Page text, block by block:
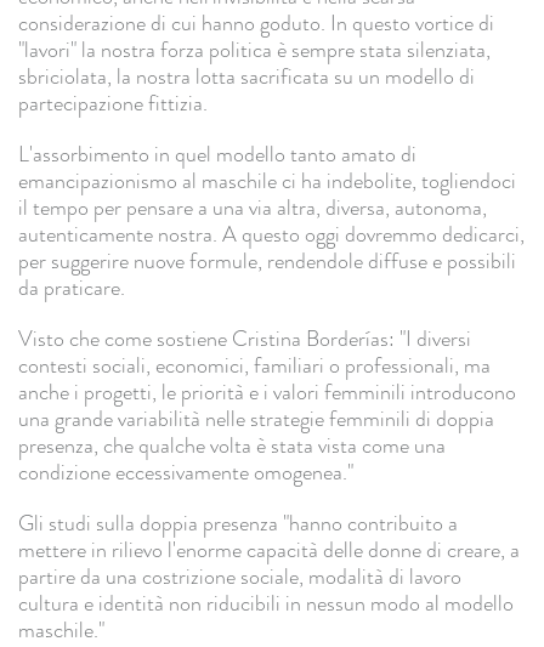
considerazione di cui hanno goduto. In questo vortice di
"lavori" la nostra forza politica è sempre stata silenziata,
sbriciolata, la nostra lotta sacrificata su un modello di
partecipazione fittizia.
L'assorbimento in quel modello tanto amato di
emancipazionismo al maschile ci ha indebolite, togliendoci
il tempo per pensare a una via altra, diversa, autonoma,
autenticamente nostra. A questo oggi dovremmo dedicarci,
per suggerire nuove formule, rendendole diffuse e possibili
da praticare.
Visto che come sostiene Cristina Borderías: "I diversi
contesti sociali, economici, familiari o professionali, ma
anche i progetti, le priorità e i valori femminili introducono
una grande variabilità nelle strategie femminili di doppia
presenza, che qualche volta è stata vista come una
condizione eccessivamente omogenea."
Gli studi sulla doppia presenza "hanno contribuito a
mettere in rilievo l'enorme capacità delle donne di creare, a
partire da una costrizione sociale, modalità di lavoro
cultura e identità non riducibili in nessun modo al modello
maschile."